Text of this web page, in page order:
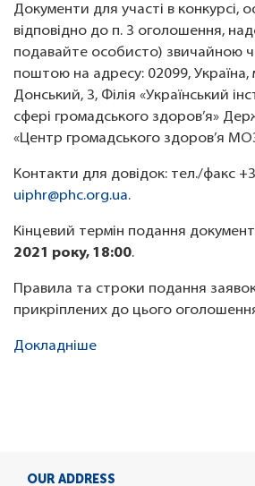
Документи для участі в конкурсі,
відповідно до п. 3 оголошення,
подавайте особисто) звичайною
поштою на адресу: 02099, Україна,
Донський, 3, Філія «Український
сфері громадського здоров’я»
«Центр громадського здоров’я
Контакти для довідок: тел./факс
uiphr@phc.org.ua.
Кінцевий термін подання
2021 року, 18:00.
Правила та строки подання
прикріплених до цього
Докладніше
OUR ADDRESS